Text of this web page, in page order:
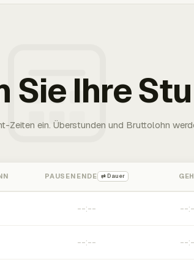
Sie Ihre
Zeiten ein. Überstunden und Bruttolohn
PAUSENENDE ⇄ Dauer